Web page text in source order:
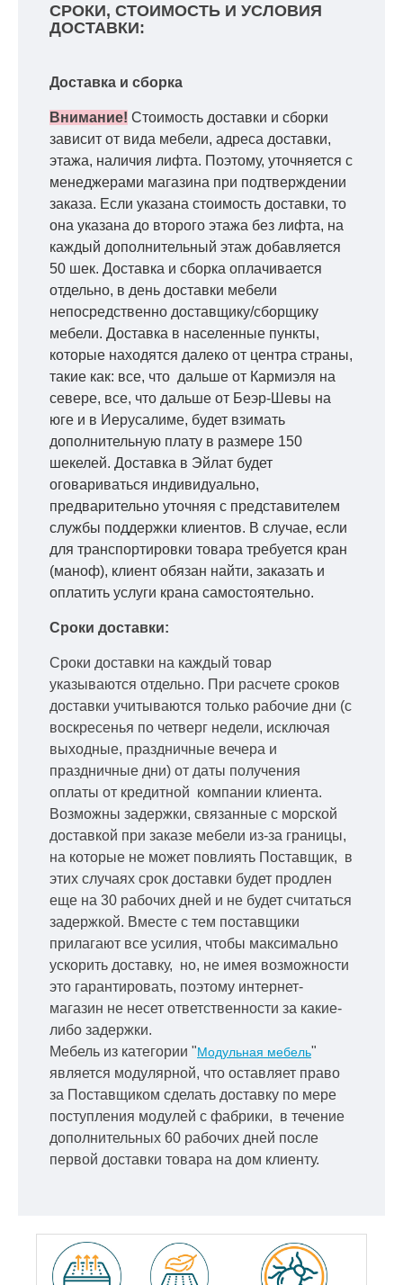
СРОКИ, СТОИМОСТЬ И УСЛОВИЯ
ДОСТАВКИ:
Доставка и сборка
Внимание! Стоимость доставки и сборки
зависит от вида мебели, адреса доставки,
этажа, наличия лифта. Поэтому, уточняется с
менеджерами магазина при подтверждении
заказа. Если указана стоимость доставки, то
она указана до второго этажа без лифта, на
каждый дополнительный этаж добавляется
50 шек. Доставка и сборка оплачивается
отдельно, в день доставки мебели
непосредственно доставщику/сборщику
мебели. Доставка в населенные пункты,
которые находятся далеко от центра страны,
такие как: все, что дальше от Кармиэля на
севере, все, что дальше от Беэр-Шевы на
юге и в Иерусалиме, будет взимать
дополнительную плату в размере 150
шекелей. Доставка в Эйлат будет
оговариваться индивидуально,
предварительно уточняя с представителем
службы поддержки клиентов. В случае, если
для транспортировки товара требуется кран
(маноф), клиент обязан найти, заказать и
оплатить услуги крана самостоятельно.
Сроки доставки:
Сроки доставки на каждый товар
указываются отдельно. При расчете сроков
доставки учитываются только рабочие дни (с
воскресенья по четверг недели, исключая
выходные, праздничные вечера и
праздничные дни) от даты получения
оплаты от кредитной компании клиента.
Возможны задержки, связанные с морской
доставкой при заказе мебели из-за границы,
на которые не может повлиять Поставщик, в
этих случаях срок доставки будет продлен
еще на 30 рабочих дней и не будет считаться
задержкой. Вместе с тем поставщики
прилагают все усилия, чтобы максимально
ускорить доставку, но, не имея возможности
это гарантировать, поэтому интернет-
магазин не несет ответственности за какие-
либо задержки.
Мебель из категории "Модульная мебель"
является модулярной, что оставляет право
за Поставщиком сделать доставку по мере
поступления модулей с фабрики, в течение
дополнительных 60 рабочих дней после
первой доставки товара на дом клиенту.